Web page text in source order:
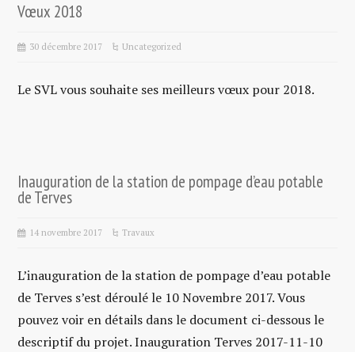
Vœux 2018
30 décembre 2017 Uncategorized
Le SVL vous souhaite ses meilleurs vœux pour 2018.
Inauguration de la station de pompage d’eau potable
de Terves
14 novembre 2017 Travaux
L’inauguration de la station de pompage d’eau potable
de Terves s’est déroulé le 10 Novembre 2017. Vous
pouvez voir en détails dans le document ci-dessous le
descriptif du projet. Inauguration Terves 2017-11-10